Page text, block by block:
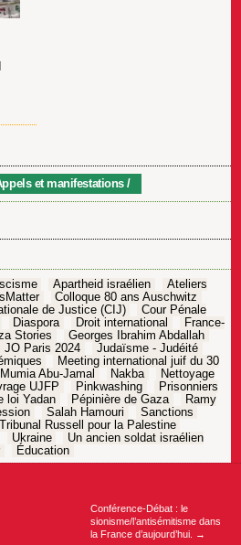
et manifestations
Apartheid israélien
Ateliers
Colloque 80 ans Auschwitz
de Justice (CIJ)
Cour Pénale
Diaspora Droit international
France-
Stories
Georges Ibrahim Abdallah
JO Paris 2024
Judaïsme - Judéité
Meeting international juif du 30
Mumia Abu-Jamal Nakba
Nettoyage
UJFP Pinkwashing
Prisonniers
loi Yadan Pépinière de Gaza
Ramy
Salah Hamouri
Sanctions
Tribunal Russell pour la Palestine
Ukraine
Un ancien soldat israélien
Éducation
Conférence-Débat : le
sionisme/l’antisémitisme dans
la France d’aujourd’hui.
→